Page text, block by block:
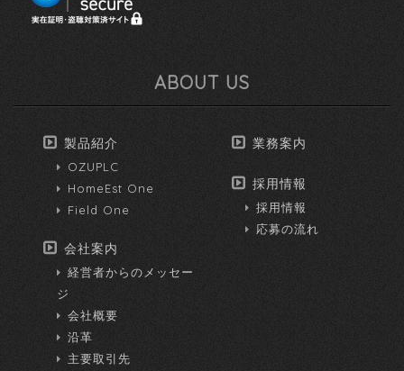
ABOUT US
製品紹介
OZUPLC
HomeEst One
Field One
会社案内
経営者からのメッセー
ジ
会社概要
沿革
主要取引先
業務案内
採用情報
採用情報
応募の流れ